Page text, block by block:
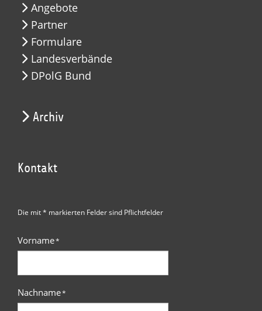
Angebote
Partner
Formulare
Landesverbände
DPolG Bund
Archiv
Kontakt
Die mit * markierten Felder sind Pflichtfelder
Vorname*
Nachname*